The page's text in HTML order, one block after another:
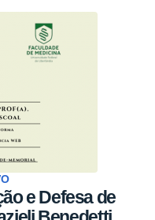
e Defesa de